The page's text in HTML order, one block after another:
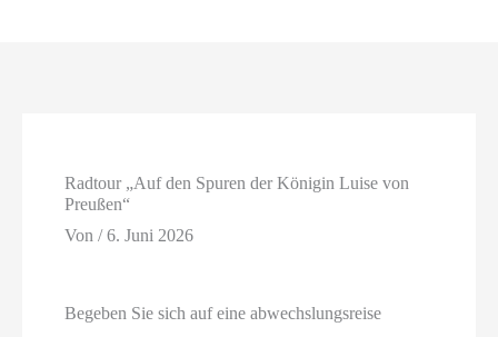
Radtour „Auf den Spuren der Königin Luise von
Preußen“
Von/6. Juni 2026
Begeben Sie sich auf eine abwechslungsreise